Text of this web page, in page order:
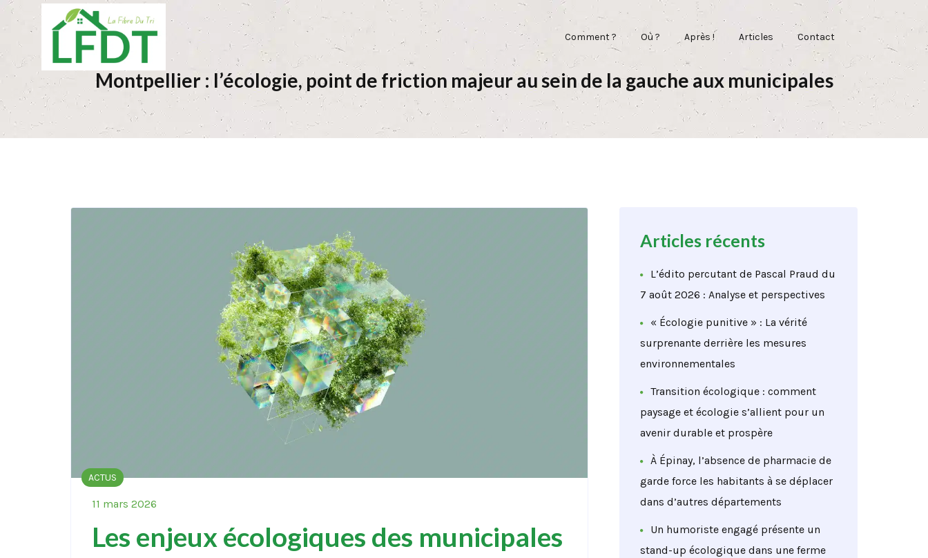
Comment ? Où ? Après ! Articles Contact
Montpellier : l’écologie, point de friction majeur au sein de la gauche aux municipales
ACTUS
11 mars 2026
Les enjeux écologiques des municipales
Articles récents
L’édito percutant de Pascal Praud du
7 août 2026 : Analyse et perspectives
« Écologie punitive » : La vérité
surprenante derrière les mesures
environnementales
Transition écologique : comment
paysage et écologie s’allient pour un
avenir durable et prospère
À Épinay, l’absence de pharmacie de
garde force les habitants à se déplacer
dans d’autres départements
Un humoriste engagé présente un
stand-up écologique dans une ferme